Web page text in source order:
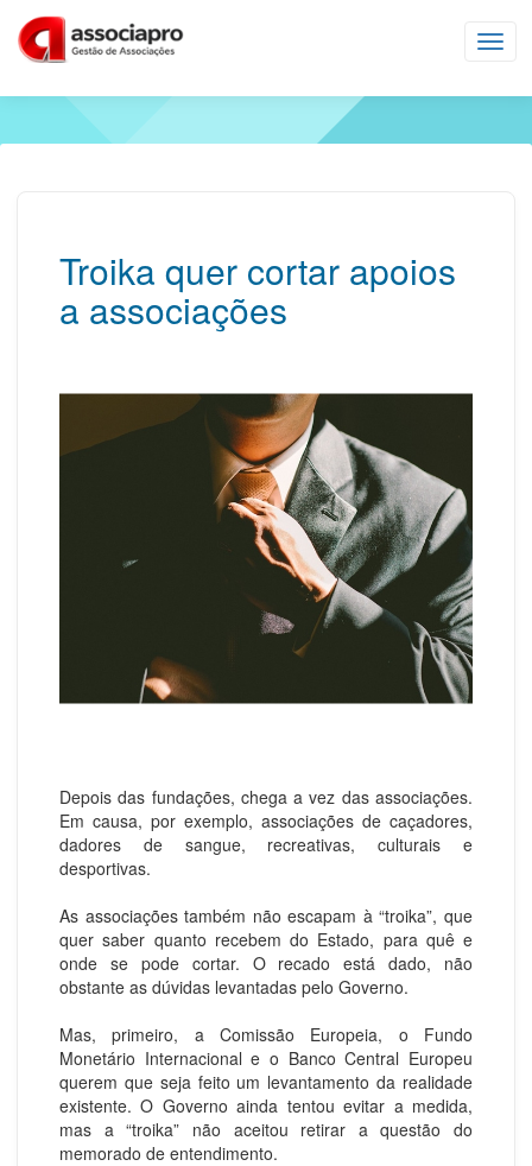
Troika quer cortar apoios
a associações
Depois das fundações, chega a vez das associações.
Em causa, por exemplo, associações de caçadores,
dadores de sangue, recreativas, culturais e
desportivas.
As associações também não escapam à “troika”, que
quer saber quanto recebem do Estado, para quê e
onde se pode cortar. O recado está dado, não
obstante as dúvidas levantadas pelo Governo.
Mas, primeiro, a Comissão Europeia, o Fundo
Monetário Internacional e o Banco Central Europeu
querem que seja feito um levantamento da realidade
existente. O Governo ainda tentou evitar a medida,
mas a “troika” não aceitou retirar a questão do
memorado de entendimento.